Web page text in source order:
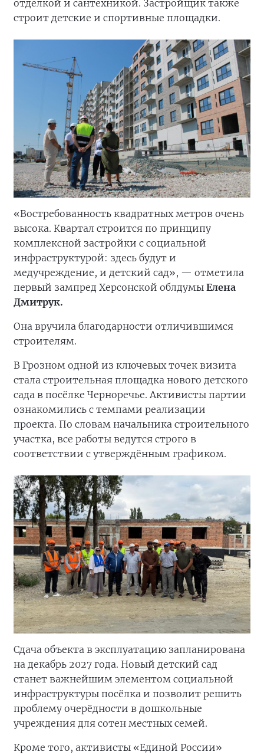
отделкой и сантехникой. Застройщик также
строит детские и спортивные площадки.
«Востребованность квадратных метров очень
высока. Квартал строится по принципу
комплексной застройки с социальной
инфраструктурой: здесь будут и
медучреждение, и детский сад», — отметила
первый зампред Херсонской облдумы Елена
Дмитрук.
Она вручила благодарности отличившимся
строителям.
В Грозном одной из ключевых точек визита
стала строительная площадка нового детского
сада в посёлке Черноречье. Активисты партии
ознакомились с темпами реализации
проекта. По словам начальника строительного
участка, все работы ведутся строго в
соответствии с утверждённым графиком.
Сдача объекта в эксплуатацию запланирована
на декабрь 2027 года. Новый детский сад
станет важнейшим элементом социальной
инфраструктуры посёлка и позволит решить
проблему очерёдности в дошкольные
учреждения для сотен местных семей.
Кроме того, активисты «Единой России»